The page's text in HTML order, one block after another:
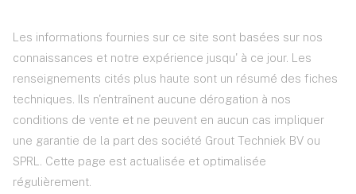
Les informations fournies sur ce site sont basées sur nos
connaissances et notre expérience jusqu' à ce jour. Les
renseignements cités plus haute sont un résumé des fiches
techniques. Ils n'entraînent aucune dérogation à nos
conditions de vente et ne peuvent en aucun cas impliquer
une garantie de la part des société Grout Techniek BV ou
SPRL. Cette page est actualisée et optimalisée
régulièrement.